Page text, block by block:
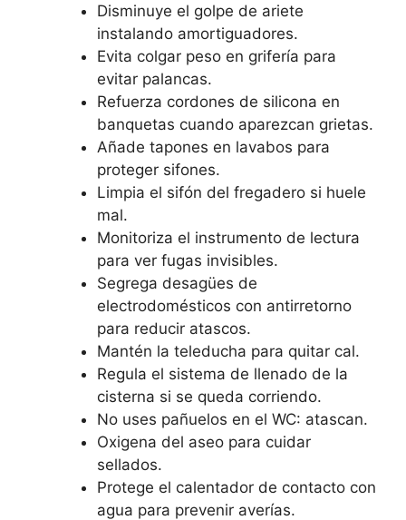
Disminuye el golpe de ariete
instalando amortiguadores.
Evita colgar peso en grifería para
evitar palancas.
Refuerza cordones de silicona en
banquetas cuando aparezcan grietas.
Añade tapones en lavabos para
proteger sifones.
Limpia el sifón del fregadero si huele
mal.
Monitoriza el instrumento de lectura
para ver fugas invisibles.
Segrega desagües de
electrodomésticos con antirretorno
para reducir atascos.
Mantén la teleducha para quitar cal.
Regula el sistema de llenado de la
cisterna si se queda corriendo.
No uses pañuelos en el WC: atascan.
Oxigena del aseo para cuidar
sellados.
Protege el calentador de contacto con
agua para prevenir averías.